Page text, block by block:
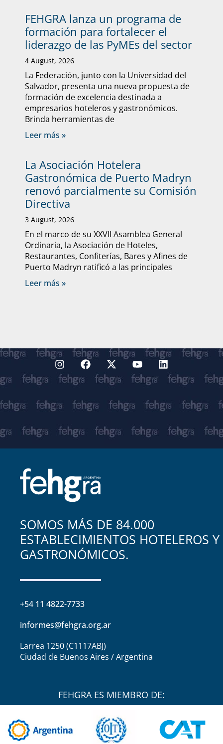
FEHGRA lanza un programa de
formación para fortalecer el
liderazgo de las PyMEs del sector
4 August, 2026
La Federación, junto con la Universidad del
Salvador, presenta una nueva propuesta de
formación de excelencia destinada a
empresarios hoteleros y gastronómicos.
Brinda herramientas de
Leer más »
La Asociación Hotelera
Gastronómica de Puerto Madryn
renovó parcialmente su Comisión
Directiva
3 August, 2026
En el marco de su XXVII Asamblea General
Ordinaria, la Asociación de Hoteles,
Restaurantes, Confiterías, Bares y Afines de
Puerto Madryn ratificó a las principales
Leer más »
SOMOS MÁS DE 84.000
ESTABLECIMIENTOS HOTELEROS Y
GASTRONÓMICOS.
+54 11 4822-7733
informes@fehgra.org.ar
Larrea 1250 (C1117ABJ)
Ciudad de Buenos Aires / Argentina
FEHGRA ES MIEMBRO DE: